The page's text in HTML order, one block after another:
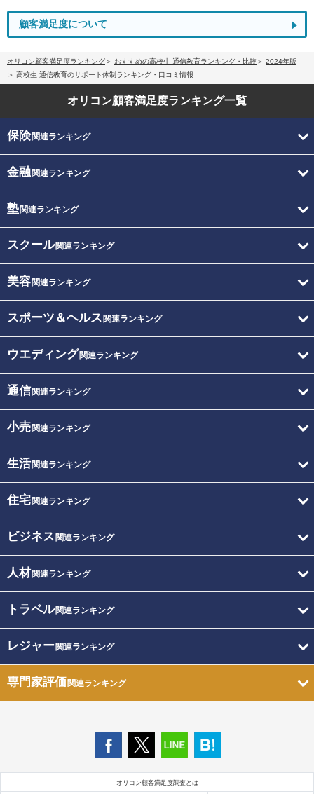
顧客満足度について
オリコン顧客満足度ランキング おすすめの高校生 通信教育ランキング・比較
2024年版
高校生 通信教育のサポート体制ランキング・口コミ情報
オリコン顧客満足度ランキング一覧
保険関連ランキング
金融関連ランキング
塾関連ランキング
スクール関連ランキング
美容関連ランキング
スポーツ＆ヘルス 関連ランキング
ウエディング関連ランキング
通信関連ランキング
小売関連ランキング
生活関連ランキング
住宅関連ランキング
ビジネス 関連ランキング
人材関連ランキング
トラベル関連ランキング
レジャー関連ランキング
専門家評価関連ランキング
オリコン顧客満足度調査とは